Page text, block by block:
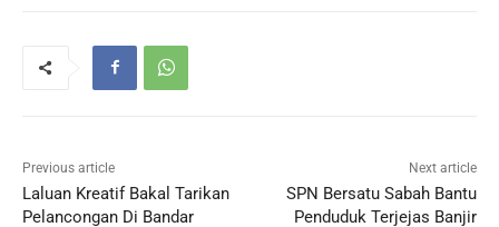
Previous article
Laluan Kreatif Bakal Tarikan
Pelancongan Di Bandar
Next article
SPN Bersatu Sabah Bantu
Penduduk Terjejas Banjir